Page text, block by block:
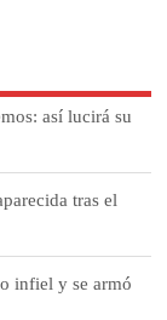
así lucirá su
tras el
infiel y se armó